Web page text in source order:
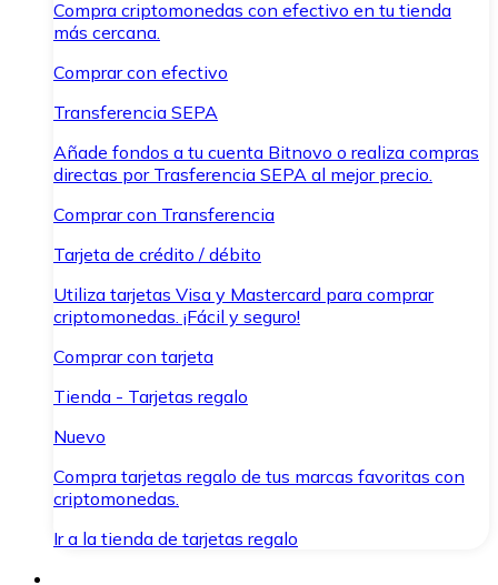
Compra criptomonedas con efectivo en tu tienda
más cercana.
Comprar con efectivo
Transferencia SEPA
Añade fondos a tu cuenta Bitnovo o realiza compras
directas por Trasferencia SEPA al mejor precio.
Comprar con Transferencia
Tarjeta de crédito / débito
Utiliza tarjetas Visa y Mastercard para comprar
criptomonedas. ¡Fácil y seguro!
Comprar con tarjeta
Tienda - Tarjetas regalo
Nuevo
Compra tarjetas regalo de tus marcas favoritas con
criptomonedas.
Ir a la tienda de tarjetas regalo